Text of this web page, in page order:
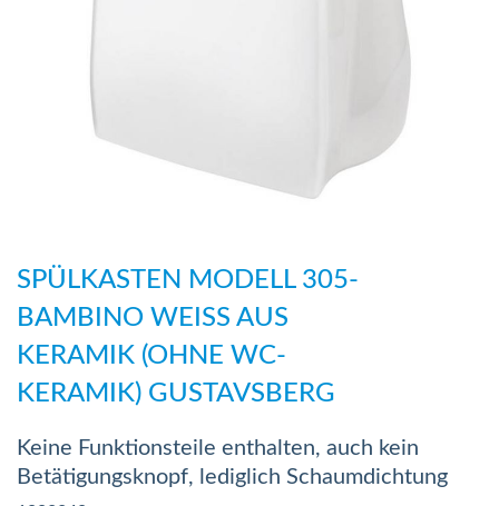
SPÜLKASTEN MODELL 305-
BAMBINO WEISS AUS
KERAMIK (OHNE WC-
KERAMIK) GUSTAVSBERG
Keine Funktionsteile enthalten, auch kein
Betätigungsknopf, lediglich Schaumdichtung
Anfang
Bildergalerie
springen